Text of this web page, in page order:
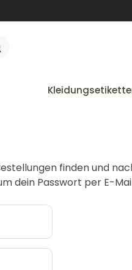
finden und
dein Passwort per E-